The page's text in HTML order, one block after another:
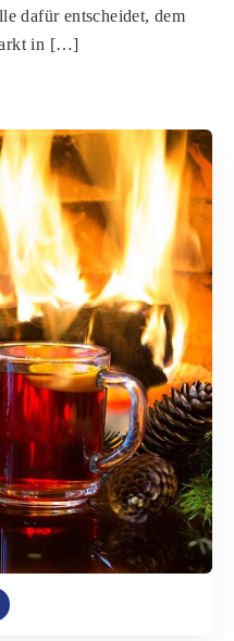
dafür entscheidet, dem
in […]